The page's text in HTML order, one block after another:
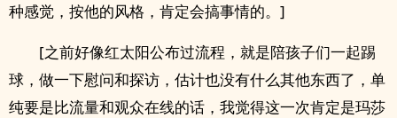
种感觉，按他的风格，肯定会搞事情的。]
[之前好像红太阳公布过流程，就是陪孩子们一起踢
球，做一下慰问和探访，估计也没有什么其他东西了，单
纯要是比流量和观众在线的话，我觉得这一次肯定是玛莎